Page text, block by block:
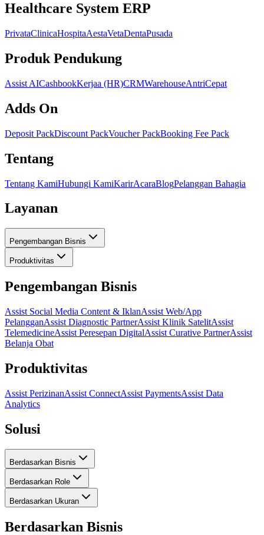
Healthcare System ERP
PrivataClinicaHospitaAestaVetaDentaPusada
Produk Pendukung
Assist AICashbookKerjaa (HR)CRMWarehouseAntriCepat
Adds On
Deposit PackDiscount PackVoucher PackBooking Fee Pack
Tentang
Tentang KamiHubungi KamiKarirAcaraBlogPelanggan Bahagia
Layanan
Pengembangan Bisnis
Produktivitas
Pengembangan Bisnis
Assist Social Media Content & IklanAssist Web/App
PelangganAssist Diagnostic PartnerAssist Klinik SatelitAssist
TelemedicineAssist Peresepan DigitalAssist Curative PartnerAssist
Belanja Obat
Produktivitas
Assist PerizinanAssist ConnectAssist PaymentsAssist Data
Analytics
Solusi
Berdasarkan Bisnis
Berdasarkan Role
Berdasarkan Ukuran
Berdasarkan Bisnis